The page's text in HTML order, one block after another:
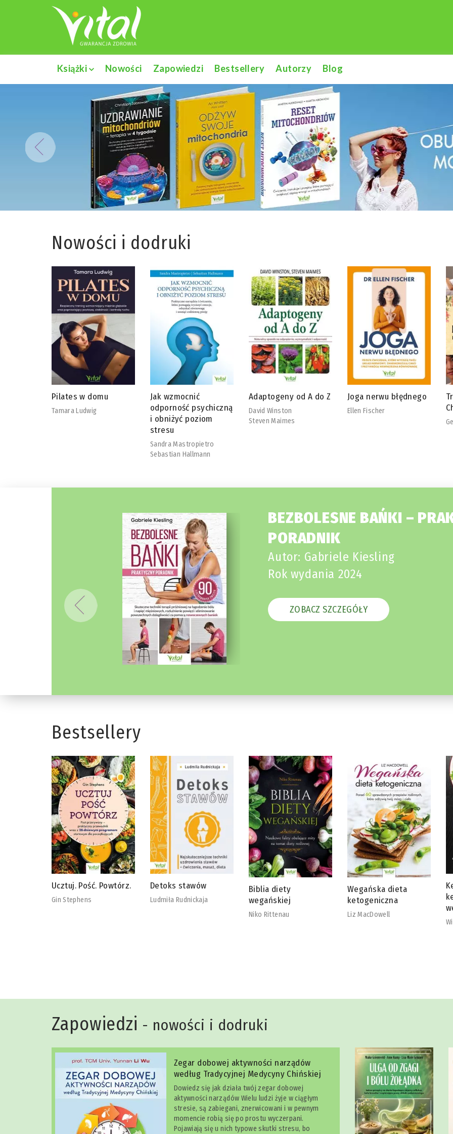
Książki Nowości Zapowiedzi Bestsellery Autorzy Blog
Nowości i dodruki
Jak wzmocnić
odporność psychiczną
Adaptogeny od A do Z
David Winston
Steven Maimes
Joga nerwu błędnego
Ellen Fischer
Tradycyjna Medycyna
Chińska
BEZBOLESNE BAŃKI –
PORADNIK
Autor: Gabriele Kiesling
Rok wydania 2024
ZOBACZ SZCZEGÓŁY
Bestsellery
Detoks stawów
Ludmiła Rudnickaja
Biblia diety
wegańskiej
Wegańska dieta
ketogeniczna
Liz MacDowell
Ketotarianin – dieta
ketogeniczna dla
wegetarian
Zapowiedzi - nowości i dodruki
Zegar dobowej aktywności narządów
według Tradycyjnej Medycyny Chińskiej
Dowiedz się jak działa twój zegar dobowej
aktywności narządów Wielu ludzi żyje w ciągłym
stresie, są zabiegani, znerwicowani i w pewnym
momencie robią się po prostu wyczerpani.
Pojawiają się u nich typowe skutki stresu, bo